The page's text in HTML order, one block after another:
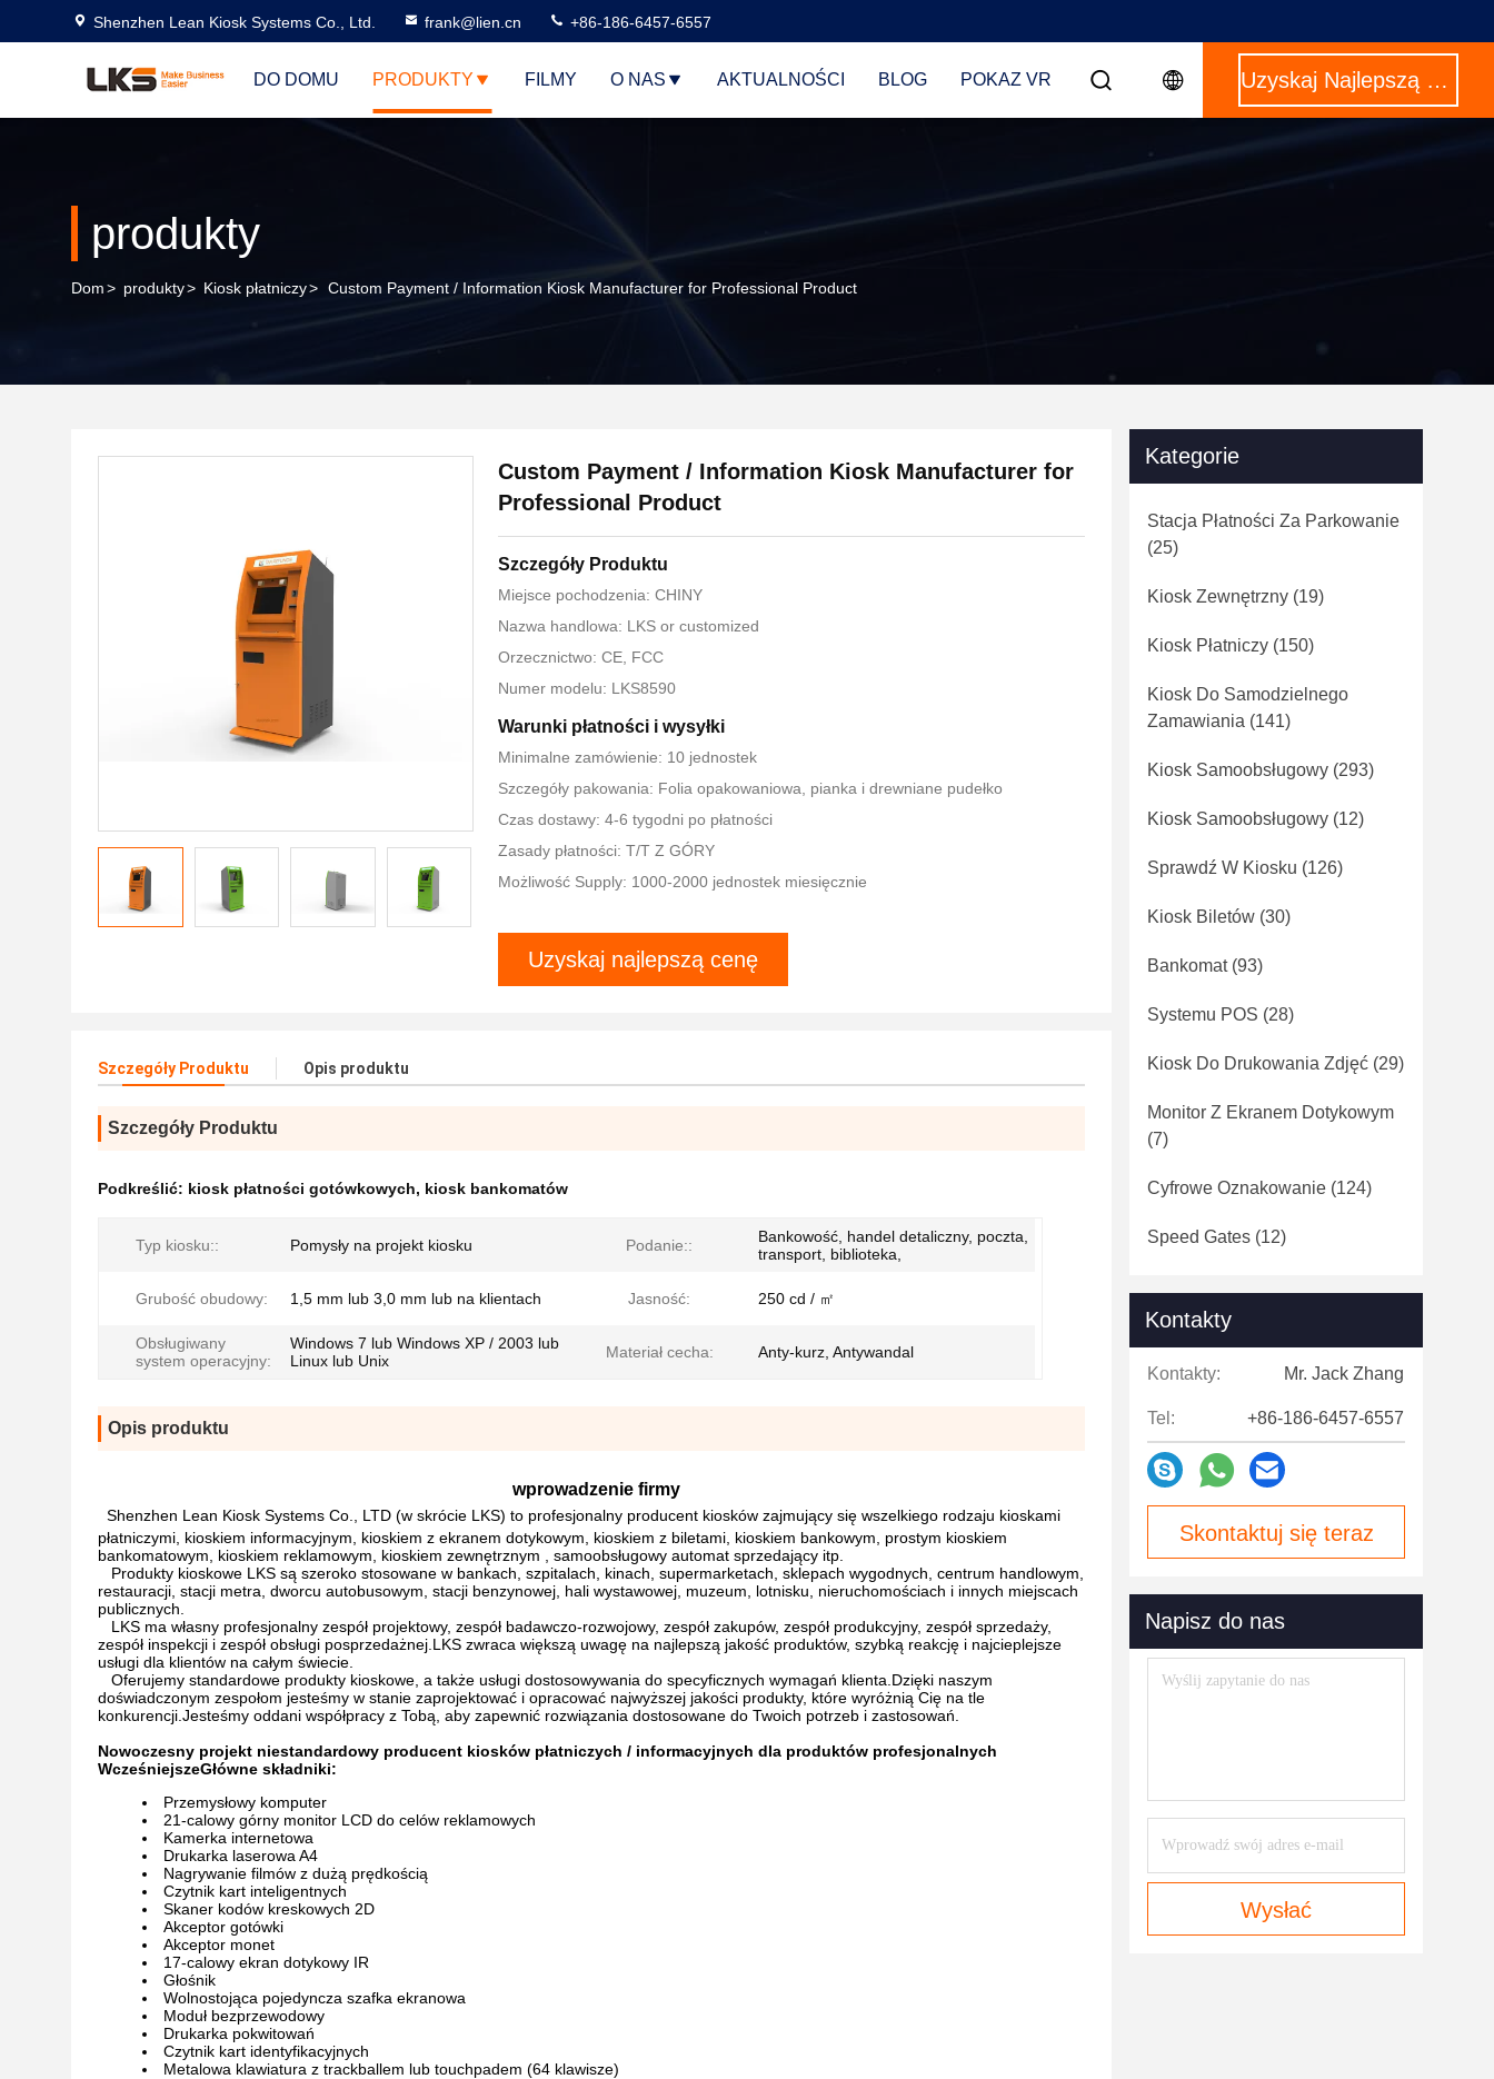
Shenzhen Lean Kiosk Systems Co., Ltd. frank@lien.cn +86-186-6457-6557
DO DOMU PRODUKTY FILMY O NAS AKTUALNOŚCI BLOG POKAZ VR Uzyskaj Najlepszą Cenę
produkty
Dom> produkty> Kiosk płatniczy> Custom Payment / Information Kiosk Manufacturer for Professional Product
Custom Payment / Information Kiosk Manufacturer for
Professional Product
Szczegóły Produktu
Miejsce pochodzenia: CHINY
Nazwa handlowa: LKS or customized
Orzecznictwo: CE, FCC
Numer modelu: LKS8590
Warunki płatności i wysyłki
Minimalne zamówienie: 10 jednostek
Szczegóły pakowania: Folia opakowaniowa, pianka i drewniane pudełko
Czas dostawy: 4-6 tygodni po płatności
Zasady płatności: T/T Z GÓRY
Możliwość Supply: 1000-2000 jednostek miesięcznie
Uzyskaj najlepszą cenę
Szczegóły Produktu Opis produktu
Szczegóły Produktu
Podkreślić: kiosk płatności gotówkowych, kiosk bankomatów
Typ kiosku:: Pomysły na projekt kiosku Podanie::
Bankowość, handel detaliczny, poczta,
transport, biblioteka,
Grubość obudowy: 1,5 mm lub 3,0 mm lub na klientach Jasność: 250 cd / ㎡
Obsługiwany
system operacyjny:
Windows 7 lub Windows XP / 2003 lub
Linux lub Unix
Materiał cecha: Anty-kurz, Antywandal
Opis produktu
wprowadzenie firmy
Shenzhen Lean Kiosk Systems Co., LTD (w skrócie LKS) to profesjonalny producent kiosków zajmujący się wszelkiego rodzaju kioskami
płatniczymi, kioskiem informacyjnym, kioskiem z ekranem dotykowym, kioskiem z biletami, kioskiem bankowym, prostym kioskiem
bankomatowym, kioskiem reklamowym, kioskiem zewnętrznym , samoobsługowy automat sprzedający itp.
Produkty kioskowe LKS są szeroko stosowane w bankach, szpitalach, kinach, supermarketach, sklepach wygodnych, centrum handlowym,
restauracji, stacji metra, dworcu autobusowym, stacji benzynowej, hali wystawowej, muzeum, lotnisku, nieruchomościach i innych miejscach
publicznych.
LKS ma własny profesjonalny zespół projektowy, zespół badawczo-rozwojowy, zespół zakupów, zespół produkcyjny, zespół sprzedaży,
zespół inspekcji i zespół obsługi posprzedażnej.LKS zwraca większą uwagę na najlepszą jakość produktów, szybką reakcję i najcieplejsze
usługi dla klientów na całym świecie.
Oferujemy standardowe produkty kioskowe, a także usługi dostosowywania do specyficznych wymagań klienta.Dzięki naszym
doświadczonym zespołom jesteśmy w stanie zaprojektować i opracować najwyższej jakości produkty, które wyróżnią Cię na tle
konkurencji.Jesteśmy oddani współpracy z Tobą, aby zapewnić rozwiązania dostosowane do Twoich potrzeb i zastosowań.
Nowoczesny projekt niestandardowy producent kiosków płatniczych / informacyjnych dla produktów profesjonalnych
WcześniejszeGłówne składniki:
Przemysłowy komputer
21-calowy górny monitor LCD do celów reklamowych
Kamerka internetowa
Drukarka laserowa A4
Nagrywanie filmów z dużą prędkością
Czytnik kart inteligentnych
Skaner kodów kreskowych 2D
Akceptor gotówki
Akceptor monet
17-calowy ekran dotykowy IR
Głośnik
Wolnostojąca pojedyncza szafka ekranowa
Moduł bezprzewodowy
Drukarka pokwitowań
Czytnik kart identyfikacyjnych
Metalowa klawiatura z trackballem lub touchpadem (64 klawisze)
Kategorie
Stacja Płatności Za Parkowanie
(25)
Kiosk Zewnętrzny (19)
Kiosk Płatniczy (150)
Kiosk Do Samodzielnego
Zamawiania (141)
Kiosk Samoobsługowy (293)
Kiosk Samoobsługowy (12)
Sprawdź W Kiosku (126)
Kiosk Biletów (30)
Bankomat(93)
Systemu POS (28)
Kiosk Do Drukowania Zdjęć (29)
Monitor Z Ekranem Dotykowym
(7)
Cyfrowe Oznakowanie (124)
Speed ​​Gates (12)
Kontakty
Kontakty: Mr. Jack Zhang
Tel: +86-186-6457-6557
Skontaktuj się teraz
Napisz do nas
Wysłać